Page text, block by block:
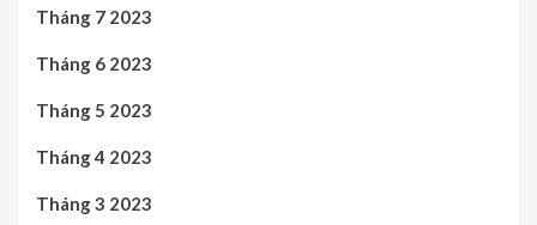
Tháng 7 2023
Tháng 6 2023
Tháng 5 2023
Tháng 4 2023
Tháng 3 2023